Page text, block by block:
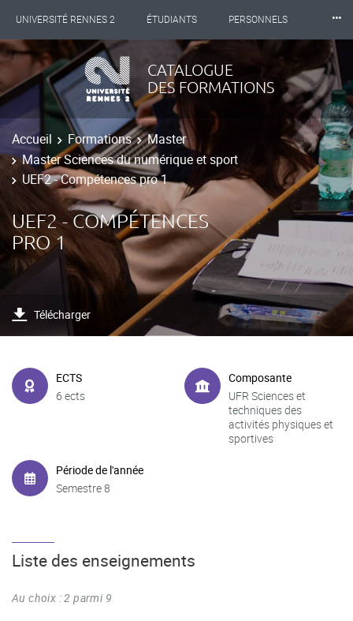
UNIVERSITÉ RENNES 2 ÉTUDIANTS PERSONNELS
INTERNATIONAL PROFESSIONNELS BIBLIOTHÈQUES
LES NOUVELLES DE RENNES 2
⸱⸱⸱
CATALOGUE
DES FORMATIONS
Accueil Formations
Master
Master Sciences du numérique et sport
UEF2 - Compétences pro 1
UEF2 - COMPÉTENCES
PRO 1
Télécharger
ECTS
6 ects
Composante
UFR Sciences et
techniques des
activités physiques et
sportives
Période de l'année
Semestre 8
Liste des enseignements
Au choix : 2 parmi 9